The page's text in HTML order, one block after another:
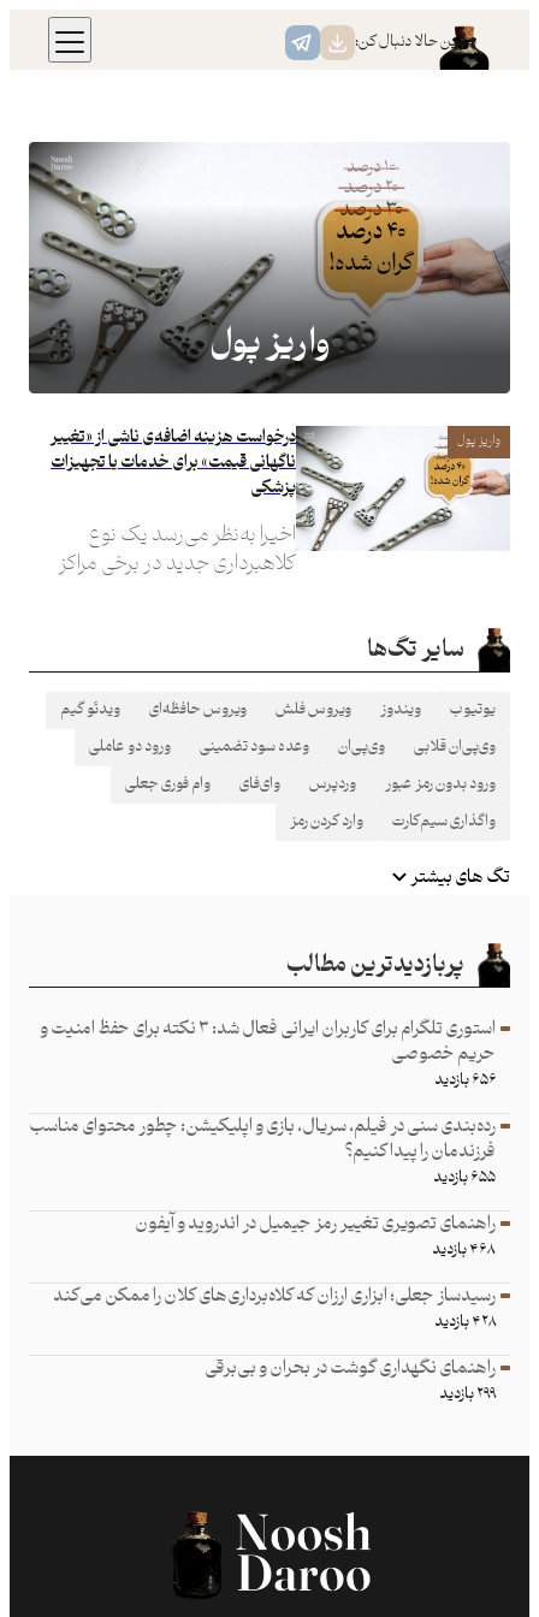
همین حالا دنبال کن:
واریز پول
سایر تگ‌ها
یوتیوب ویندوز ویروس فلش ویروس حافظه‌ای
ویدئو گیم
وی‌پی‌ان قلابی
وی‌پی‌ان وعده سود تضمینی
ورود دو عاملی
ورود بدون رمز عبور
وردپرس وای‌فای
وام فوری جعلی
واگذاری سیم‌کارت
وارد کردن رمز
تگ های بیشتر
پربازدیدترین مطالب
استوری تلگرام برای کاربران ایرانی فعال شد: ۳ نکته برای حفظ امنیت و
حریم خصوصی
۶۵۶ بازدید
رده‌بندی سنی در فیلم، سریال، بازی و اپلیکیشن: چطور محتوای مناسب
فرزند‌مان را پیدا کنیم؟
۶۵۵ بازدید
راهنمای تصویری تغییر رمز جیمیل در اندروید و آیفون
۴۶۸ بازدید
رسیدساز جعلی؛ ابزاری ارزان که کلاه‌برداری‌های کلان را ممکن می‌کند
۴۲۸ بازدید
راهنمای نگهداری گوشت در بحران و بی‌برقی
۲۹۹ بازدید
واریز پول
درخواست هزینه اضافه‌ی ناشی از «تغییر
ناگهانی قیمت» برای خدمات یا تجهیزات
پزشکی
اخیرا به‌نظر می‌رسد یک نوع
کلاهبرداری جدید در برخی مراکز